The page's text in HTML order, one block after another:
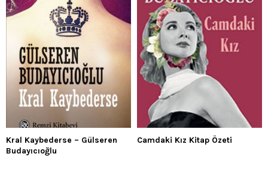
Kral Kaybederse – Gülseren
Budayıcıoğlu
Camdaki Kız Kitap Özeti